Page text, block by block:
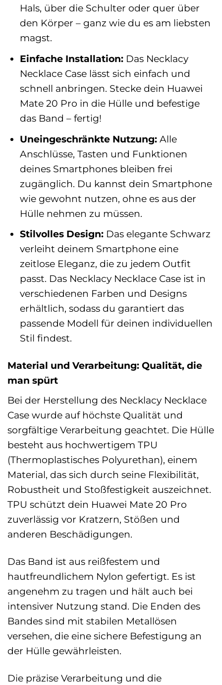
Hals, über die Schulter oder quer über
den Körper – ganz wie du es am liebsten
magst.
Einfache Installation: Das Necklacy
Necklace Case lässt sich einfach und
schnell anbringen. Stecke dein Huawei
Mate 20 Pro in die Hülle und befestige
das Band – fertig!
Uneingeschränkte Nutzung: Alle
Anschlüsse, Tasten und Funktionen
deines Smartphones bleiben frei
zugänglich. Du kannst dein Smartphone
wie gewohnt nutzen, ohne es aus der
Hülle nehmen zu müssen.
Stilvolles Design: Das elegante Schwarz
verleiht deinem Smartphone eine
zeitlose Eleganz, die zu jedem Outfit
passt. Das Necklacy Necklace Case ist in
verschiedenen Farben und Designs
erhältlich, sodass du garantiert das
passende Modell für deinen individuellen
Stil findest.
Material und Verarbeitung: Qualität, die
man spürt
Bei der Herstellung des Necklacy Necklace
Case wurde auf höchste Qualität und
sorgfältige Verarbeitung geachtet. Die Hülle
besteht aus hochwertigem TPU
(Thermoplastisches Polyurethan), einem
Material, das sich durch seine Flexibilität,
Robustheit und Stoßfestigkeit auszeichnet.
TPU schützt dein Huawei Mate 20 Pro
zuverlässig vor Kratzern, Stößen und
anderen Beschädigungen.
Das Band ist aus reißfestem und
hautfreundlichem Nylon gefertigt. Es ist
angenehm zu tragen und hält auch bei
intensiver Nutzung stand. Die Enden des
Bandes sind mit stabilen Metallösen
versehen, die eine sichere Befestigung an
der Hülle gewährleisten.
Die präzise Verarbeitung und die